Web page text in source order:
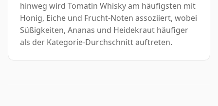
hinweg wird Tomatin Whisky am häufigsten mit
Honig, Eiche und Frucht-Noten assoziiert, wobei
Süßigkeiten, Ananas und Heidekraut häufiger
als der Kategorie-Durchschnitt auftreten.